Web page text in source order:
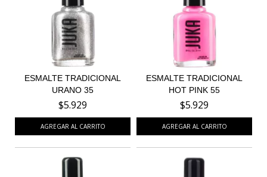
ESMALTE TRADICIONAL
URANO 35
$5.929
ESMALTE TRADICIONAL
HOT PINK 55
$5.929